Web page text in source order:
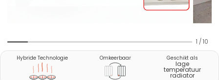
1 / 10
Hybride Technologie Omkeerbaar Geschikt als
lage
temperatuur
radiator